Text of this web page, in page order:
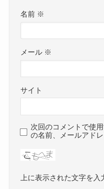
名前 ※
メール ※
サイト
次回のコメントで使
の名前、メールアド
上に表示された文字を入